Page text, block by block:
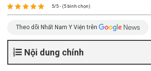
5/5 - (5 bình chọn)
Theo dõi Nhất Nam Y Viện trên
Nội dung chính